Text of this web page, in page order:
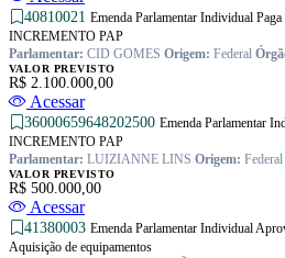
40810021 Emenda Parlamentar Individual Paga
INCREMENTO PAP
Parlamentar: CID GOMES Origem: Federal
VALOR PREVISTO
R$ 2.100.000,00
Acessar
36000659648202500 Emenda Parlamentar
INCREMENTO PAP
Parlamentar: LUIZIANNE LINS Origem: Federal
VALOR PREVISTO
R$ 500.000,00
Acessar
41380003 Emenda Parlamentar Individual
Aquisição de equipamentos